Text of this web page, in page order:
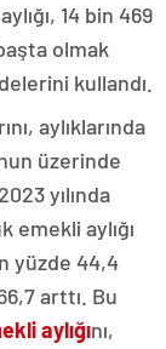
14 bin 469
olmak
kullandı.
aylıklarında
üzerinde
yılında
emekli aylığı
yüzde 44,4
arttı. Bu
aylığını,